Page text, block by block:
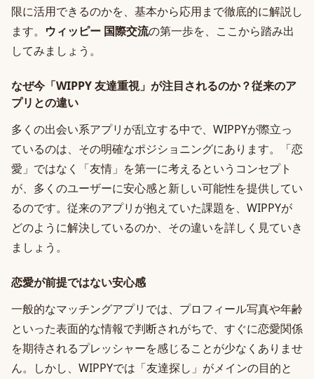
限に活用できるのかを、基本から応用まで徹底的に解説し
ます。 ウィッピー 国際交流の第一歩を、ここから踏み出
してみましょう。
なぜ今「WIPPY 友達重視」が注目されるのか？従来のア
プリとの違い
多くの出会い系アプリが乱立する中で、WIPPYが際立っ
ているのは、その明確なポジショニングにあります。「恋
愛」ではなく「友情」を第一に考えるというコンセプト
が、多くのユーザーに安心感と新しい可能性を提供してい
るのです。従来のアプリが抱えていた課題を、WIPPYが
どのように解決しているのか、その違いを詳しく見ていき
ましょう。
恋愛が前提ではない安心感
一般的なマッチングアプリでは、プロフィール写真や年齢
といった表面的な情報で判断されがちで、すぐに恋愛関係
を期待されるプレッシャーを感じることが少なくありませ
ん。しかし、WIPPYでは「友達探し」がメインの目的と